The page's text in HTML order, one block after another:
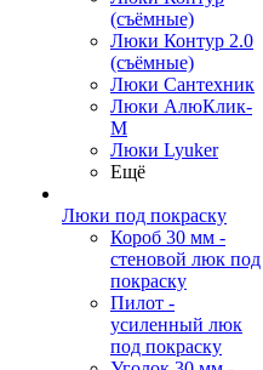
(съёмные)
Люки Контур 2.0
(съёмные)
Люки Сантехник
Люки АлюКлик-
М
Люки Lyuker
Ещё
Люки под покраску
Короб 30 мм -
стеновой люк под
покраску
Пилот -
усиленный люк
под покраску